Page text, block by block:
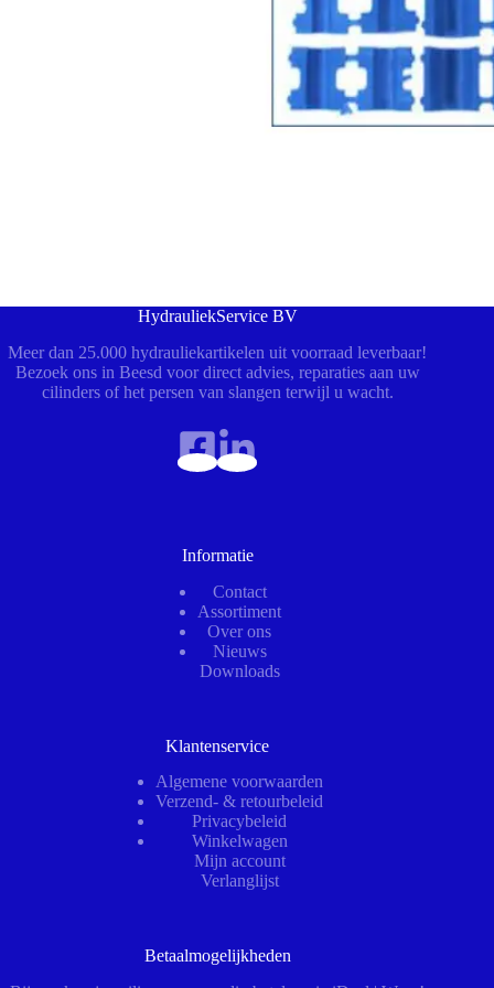
HydrauliekService BV
Meer dan 25.000 hydrauliekartikelen uit voorraad leverbaar!
Bezoek ons in Beesd voor direct advies, reparaties aan uw
cilinders of het persen van slangen terwijl u wacht.
Informatie
Contact
Assortiment
Over ons
Nieuws
Downloads
Klantenservice
Algemene voorwaarden
Verzend- & retourbeleid
Privacybeleid
Winkelwagen
Mijn account
Verlanglijst
Betaalmogelijkheden